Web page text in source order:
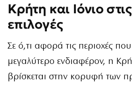
Κρήτη και Ιόνιο
επιλογές
Σε ό,τι αφορά τις περιοχές
μεγαλύτερο ενδιαφέρον, η
βρίσκεται στην κορυφή των